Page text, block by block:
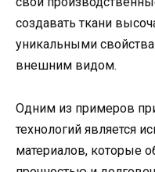
создавать ткани
уникальными
внешним видом.
Одним из примеров
технологий является
материалов, которые